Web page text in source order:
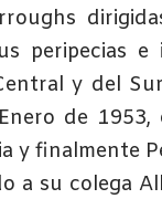
peripecias e
y del
de 1953,
y finalmente
a su colega